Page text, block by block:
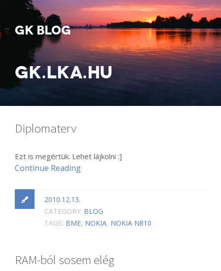
GK BLOG
GK.LKA.HU
Diplomaterv
Ezt is megértük. Lehet lájkolni :]
Continue Reading
2010.12.13.
CATEGORY: BLOG
TAGS: BME, NOKIA, NOKIA N810
RAM-ból sosem elég